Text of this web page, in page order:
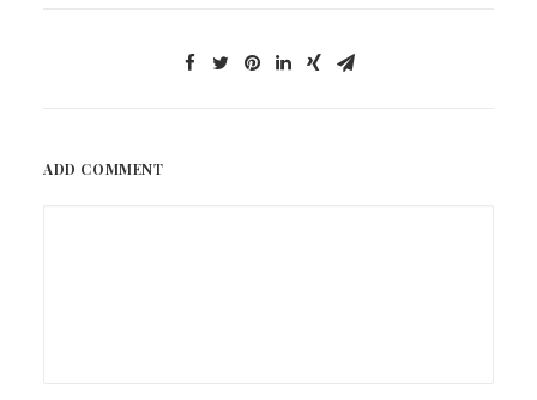
ADD COMMENT